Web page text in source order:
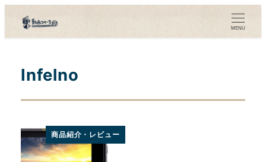
MENU
Infelno
商品紹介・レビュー